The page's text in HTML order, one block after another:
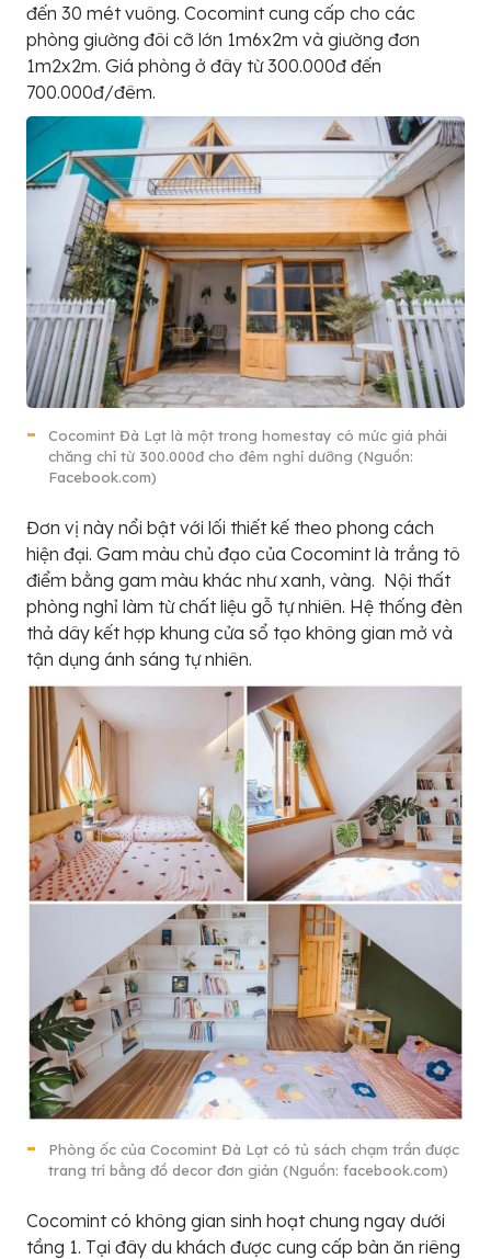
đến 30 mét vuông. Cocomint cung cấp cho các
phòng giường đôi cỡ lớn 1m6x2m và giường đơn
1m2x2m. Giá phòng ở đây từ 300.000đ đến
700.000đ/đêm.
Cocomint Đà Lạt là một trong homestay có mức giá phải
chăng chỉ từ 300.000đ cho đêm nghỉ dưỡng (Nguồn:
Facebook.com)
Đơn vị này nổi bật với lối thiết kế theo phong cách
hiện đại. Gam màu chủ đạo của Cocomint là trắng tô
điểm bằng gam màu khác như xanh, vàng. Nội thất
phòng nghỉ làm từ chất liệu gỗ tự nhiên. Hệ thống đèn
thả dây kết hợp khung cửa sổ tạo không gian mở và
tận dụng ánh sáng tự nhiên.
Phòng ốc của Cocomint Đà Lạt có tủ sách chạm trần được
trang trí bằng đồ decor đơn giản (Nguồn: facebook.com)
Cocomint có không gian sinh hoạt chung ngay dưới
tầng 1. Tại đây du khách được cung cấp bàn ăn riêng